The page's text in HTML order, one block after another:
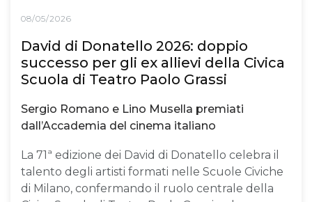
08/05/2026
David di Donatello 2026: doppio
successo per gli ex allievi della Civica
Scuola di Teatro Paolo Grassi
Sergio Romano e Lino Musella premiati
dall’Accademia del cinema italiano
La 71ª edizione dei David di Donatello celebra il
talento degli artisti formati nelle Scuole Civiche
di Milano, confermando il ruolo centrale della